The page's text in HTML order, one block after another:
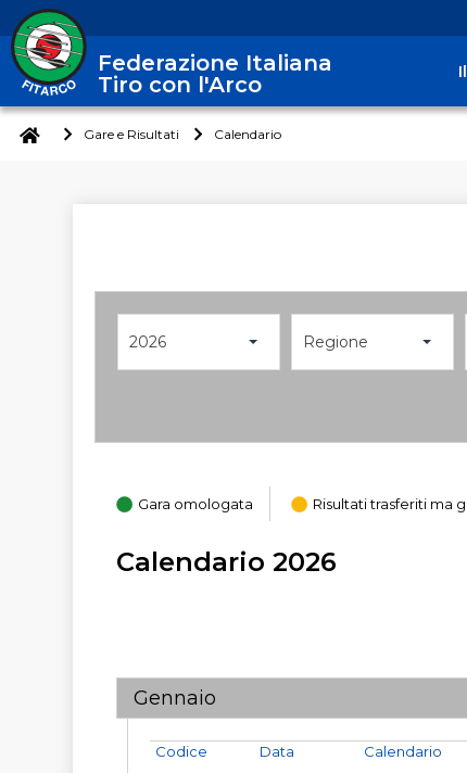
Federazione Italiana
Tiro con l'Arco
Gare e Risultati Calendario
2026 Regione
Gara omologata Risultati trasferiti ma
Calendario 2026
Gennaio
Codice Data Calendario